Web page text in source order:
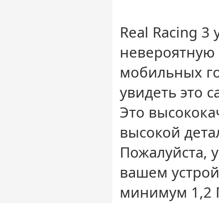
Real Racing 3
невероятную
мобильных
увидеть это
Это
высокой
Пожалуйста,
вашем
минимум 1,2